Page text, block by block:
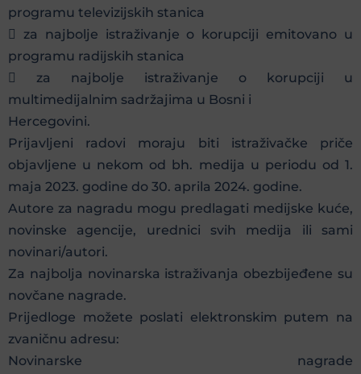
programu televizijskih stanica
 za najbolje istraživanje o korupciji emitovano u
programu radijskih stanica
 za najbolje istraživanje o korupciji u
multimedijalnim sadržajima u Bosni i
Hercegovini.
Prijavljeni radovi moraju biti istraživačke priče
objavljene u nekom od bh. medija u periodu od 1.
maja 2023. godine do 30. aprila 2024. godine.
Autore za nagradu mogu predlagati medijske kuće,
novinske agencije, urednici svih medija ili sami
novinari/autori.
Za najbolja novinarska istraživanja obezbijeđene su
novčane nagrade.
Prijedloge možete poslati elektronskim putem na
zvaničnu adresu:
Novinarske nagrade